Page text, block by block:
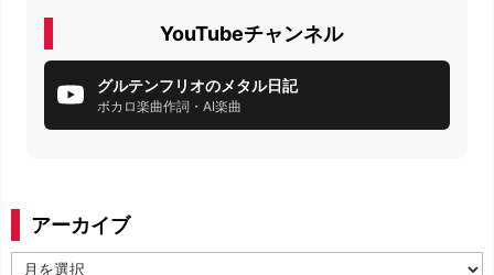
YouTubeチャンネル
グルテンフリオのメタル日記
ボカロ楽曲作詞・AI楽曲
アーカイブ